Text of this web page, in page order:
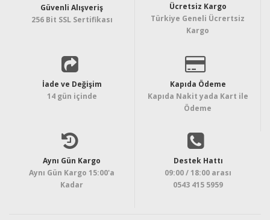
Güvenli Alışveriş
256 Bit SSL Sertifikası
Ücretsiz Kargo
Türkiye Geneli Ücrertsiz
Kargo
İade ve Değişim
14 gün içinde
Kapıda Ödeme
Kapıda Nakit yada Kart ile
Ödeme
Aynı Gün Kargo
Aynı Gün Kargo 15:00'a
Kadar
Destek Hattı
09:00 / 18:00 arası
0543 415 5959